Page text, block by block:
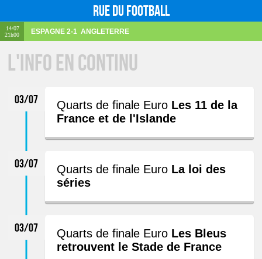
Rue du football
14/07
21h00
ESPAGNE 2-1 ANGLETERRE
L'info en continu
03/07 Quarts de finale Euro Les 11 de la
France et de l'Islande
03/07 Quarts de finale Euro La loi des
séries
03/07 Quarts de finale Euro Les Bleus
retrouvent le Stade de France